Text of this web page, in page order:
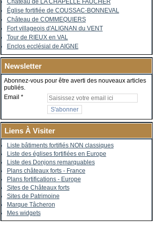
Château de LA CHAPELLE FAUCHER
Église fortifiée de COUSSAC-BONNEVAL
Château de COMMEQUIERS
Fort villageois d'ALIGNAN du VENT
Tour de RIEUX en VAL
Enclos ecclésial de AIGNE
Newsletter
Abonnez-vous pour être averti des nouveaux articles
publiés.
Email
Liens À Visiter
Liste bâtiments fortifiés NON classiques
Liste des églises fortifiées en Europe
Liste des Donjons remarquables
Plans châteaux forts - France
Plans fortifications - Europe
Sites de Châteaux forts
Sites de Patrimoine
Marque Tâcheron
Mes widgets